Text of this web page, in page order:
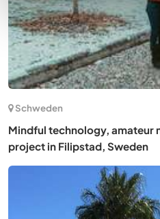
Schweden
Mindful technology, amateur
project in Filipstad, Sweden